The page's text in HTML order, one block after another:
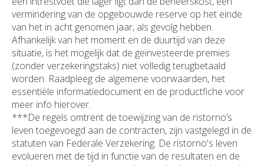
vermindering van de opgebouwde reserve op het einde
van het in acht genomen jaar, als gevolg hebben.
Afhankelijk van het moment en de duurtijd van deze
situatie, is het mogelijk dat de geïnvesteerde premies
(zonder verzekeringstaks) niet volledig terugbetaald
worden. Raadpleeg de algemene voorwaarden, het
essentiële informatiedocument en de productfiche voor
meer info hierover.
***De regels omtrent de toewijzing van de ristorno’s
leven toegevoegd aan de contracten, zijn vastgelegd in de
statuten van Federale Verzekering. De ristorno's leven
evolueren met de tijd in functie van de resultaten en de